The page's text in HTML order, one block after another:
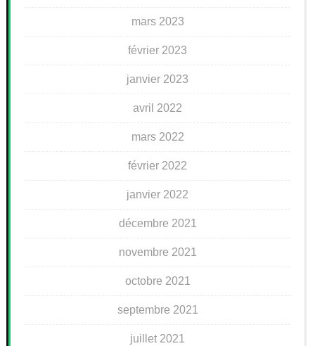
mars 2023
février 2023
janvier 2023
avril 2022
mars 2022
février 2022
janvier 2022
décembre 2021
novembre 2021
octobre 2021
septembre 2021
juillet 2021